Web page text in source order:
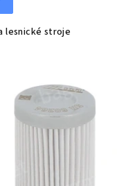
lesnické stroje